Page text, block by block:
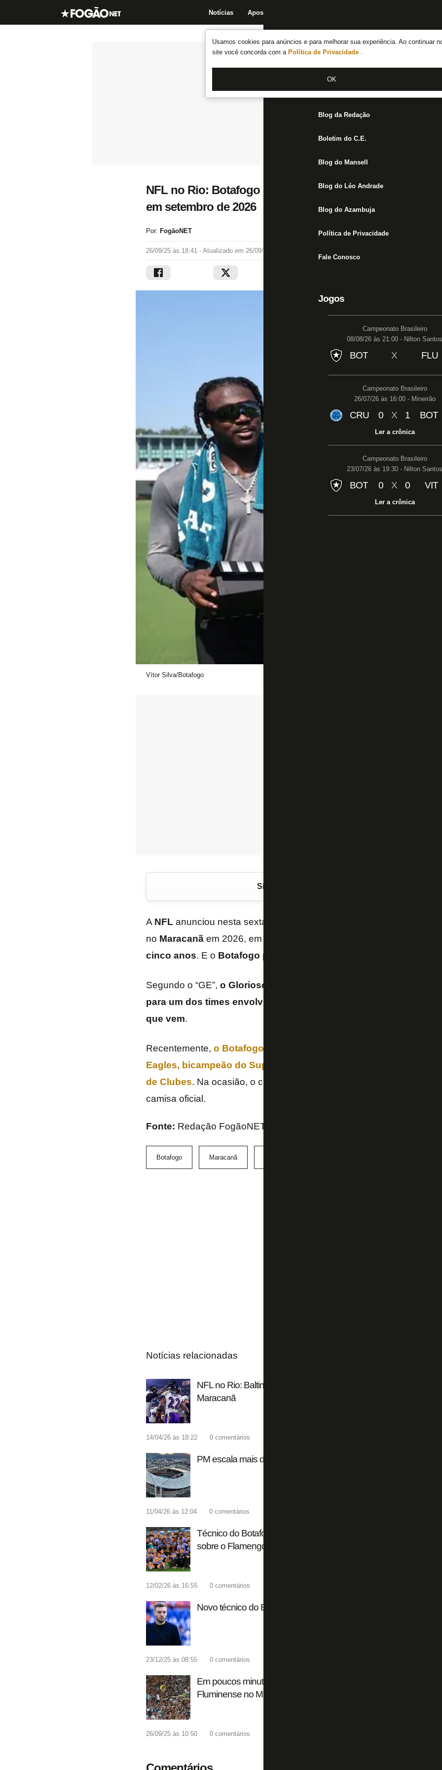
Usamos cookies para anúncios e para melhorar sua experiência. Ao continuar
site você concorda com a Política de Privacidade .
OK
Notícias Apostas
Notícias do Botafogo
Fórum
Jogos
Blog da Redação
Boletim do C.E.
Blog do Mansell
Blog do Léo Andrade
Blog do Azambuja
Política de Privacidade
Fale Conosco
Jogos
Campeonato Brasileiro
08/08/26 às 21:00 - Nilton Santos
BOT X FLU
Campeonato Brasileiro
26/07/26 às 16:00 - Mineirão
CRU 0 X 1 BOT
Ler a crônica
Campeonato Brasileiro
23/07/26 às 19:30 - Nilton Santos
BOT 0 X 0 VIT
Ler a crônica
NFL no Rio: Botafogo negocia abrir CT para receber
em setembro de 2026
Por: FogãoNET
26/09/25 às 18:41 - Atualizado em 26/09/25 às 19:38
Vítor Silva/Botafogo
Siga o FogãoNET
A NFL anunciou nesta sexta-feira (26/9) a realização de um jogo da
no Maracanãem 2026, em um acordo para no
cinco anos. E o Botafogo pode entrar nessa jogada.
Segundo o “GE”, o Glorioso negocia para ceder o Espaço Lonier,
para um dos times envolvidos no jogo da NFL no Rio treinar, em
que vem.
Recentemente, o Botafogo fez o caminho inverso: treinou no CT
Eagles, bicampeão do Superbowl, antes das oitavas de final da
de Clubes. Na ocasião, o clube presenteou o
camisa oficial.
Fonte: Redação FogãoNET e GE
Botafogo Maracanã
Notícias relacionadas
NFL no Rio: Baltimore Ravens deve treinar no CT do Botafogo
Maracanã
14/04/26 às 18:22 0 comentários
PM escala mais de mil policiais para domingo com Fla-Flu e
11/04/26 às 12:04 0 comentários
Técnico do Botafogo, Martín Anselmi retorna ao Maracanã três
sobre o Flamengo
12/02/26 às 16:55 0 comentários
Novo técnico do Botafogo já foi campeão calando o Maracanã
23/12/25 às 08:55 0 comentários
Em poucos minutos, torcida do Botafogo esgota ingressos para
Fluminense no Maracanã
26/09/25 às 10:50 0 comentários